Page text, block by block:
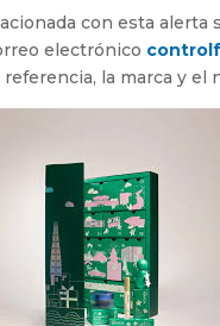
con esta
electrónico
la marca y